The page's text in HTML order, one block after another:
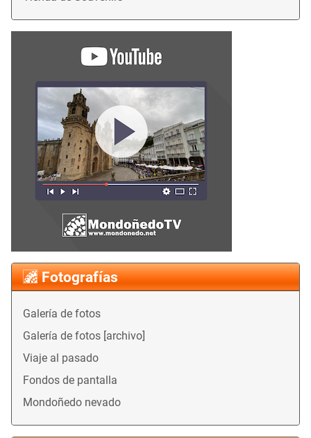
Fotografías
Galería de fotos
Galería de fotos [archivo]
Viaje al pasado
Fondos de pantalla
Mondoñedo nevado